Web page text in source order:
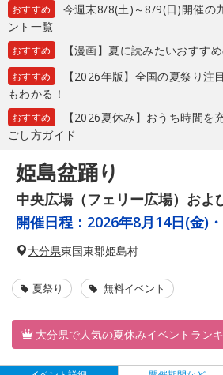
おすすめ
今週末8/8(土)～8/9(日)開催の
ント一覧
おすすめ 【漫画】夏に読みたいおすす
おすすめ
【2026年版】全国の夏祭り注
もわかる！
おすすめ
【2026夏休み】おうち時間を
ごし方ガイド
姫島盆踊り
中央広場（フェリー広場）およ
開催日程： 2026年8月14日(金)
大分県東国東郡姫島村
夏祭り 無料イベント
大分県で人気の夏休みイベントラン